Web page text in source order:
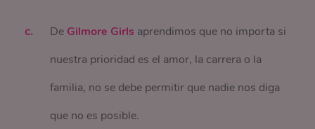
De Gilmore Girls aprendimos que no importa si
nuestra prioridad es el amor, la carrera o la
familia, no se debe permitir que nadie nos diga
que no es posible.